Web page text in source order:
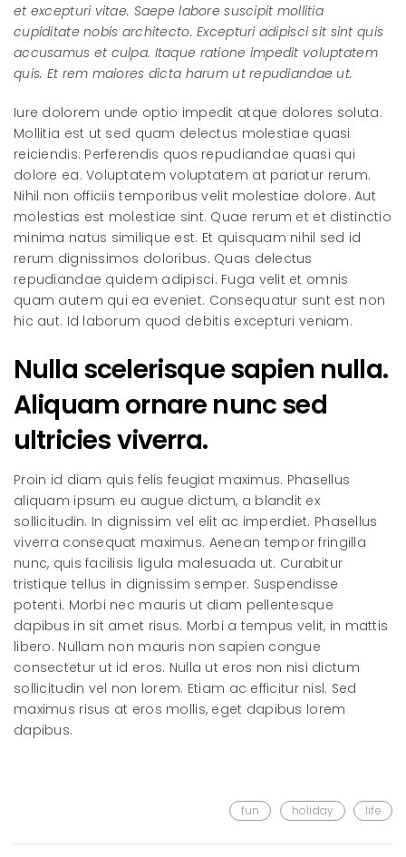
et excepturi vitae. Saepe labore suscipit mollitia
cupiditate nobis architecto. Excepturi adipisci sit sint quis
accusamus et culpa. Itaque ratione impedit voluptatem
quis. Et rem maiores dicta harum ut repudiandae ut.
Iure dolorem unde optio impedit atque dolores soluta.
Mollitia est ut sed quam delectus molestiae quasi
reiciendis. Perferendis quos repudiandae quasi qui
dolore ea. Voluptatem voluptatem at pariatur rerum.
Nihil non officiis temporibus velit molestiae dolore. Aut
molestias est molestiae sint. Quae rerum et et distinctio
minima natus similique est. Et quisquam nihil sed id
rerum dignissimos doloribus. Quas delectus
repudiandae quidem adipisci. Fuga velit et omnis
quam autem qui ea eveniet. Consequatur sunt est non
hic aut. Id laborum quod debitis excepturi veniam.
Nulla scelerisque sapien nulla.
Aliquam ornare nunc sed
ultricies viverra.
Proin id diam quis felis feugiat maximus. Phasellus
aliquam ipsum eu augue dictum, a blandit ex
sollicitudin. In dignissim vel elit ac imperdiet. Phasellus
viverra consequat maximus. Aenean tempor fringilla
nunc, quis facilisis ligula malesuada ut. Curabitur
tristique tellus in dignissim semper. Suspendisse
potenti. Morbi nec mauris ut diam pellentesque
dapibus in sit amet risus. Morbi a tempus velit, in mattis
libero. Nullam non mauris non sapien congue
consectetur ut id eros. Nulla ut eros non nisi dictum
sollicitudin vel non lorem. Etiam ac efficitur nisl. Sed
maximus risus at eros mollis, eget dapibus lorem
dapibus.
fun holiday life